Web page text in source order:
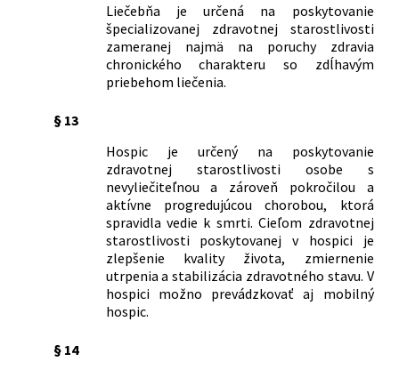
Liečebňa je určená na poskytovanie
špecializovanej zdravotnej starostlivosti
zameranej najmä na poruchy zdravia
chronického charakteru so zdĺhavým
priebehom liečenia.
§ 13
Hospic je určený na poskytovanie
zdravotnej starostlivosti osobe s
nevyliečiteľnou a zároveň pokročilou a
aktívne progredujúcou chorobou, ktorá
spravidla vedie k smrti. Cieľom zdravotnej
starostlivosti poskytovanej v hospici je
zlepšenie kvality života, zmiernenie
utrpenia a stabilizácia zdravotného stavu. V
hospici možno prevádzkovať aj mobilný
hospic.
§ 14